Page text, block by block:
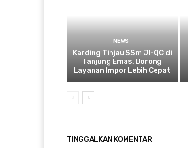
NEWS
Karding Tinjau SSm JI-QC di
Tanjung Emas, Dorong
Layanan Impor Lebih Cepat
TINGGALKAN KOMENTAR